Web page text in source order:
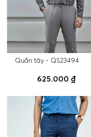
Quần tây - QS23494
625.000 ₫